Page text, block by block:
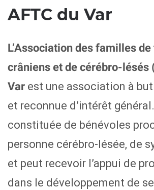
AFTC du Var
L’Association des familles
crâniens et de cérébro-lésés
Var est une association à
et reconnue d’intérêt
constituée de bénévoles
personne cérébro-lésée, de
et peut recevoir l’appui de
dans le développement de